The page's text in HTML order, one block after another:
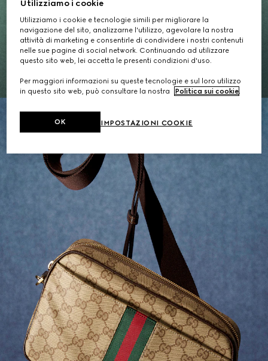
Regali per Lei
SCOPRI LA SELEZIONE
Utilizziamo i cookie
Utilizziamo i cookie e tecnologie simili per migliorare la
navigazione del sito, analizzarne l'utilizzo, agevolare la nostra
attività di marketing e consentirle di condividere i nostri contenuti
nelle sue pagine di social network. Continuando ad utilizzare
questo sito web, lei accetta le presenti condizioni d'uso.
Per maggiori informazioni su queste tecnologie e sul loro utilizzo
in questo sito web, può consultare la nostra
Politica sui cookie
IMPOSTAZIONI COOKIE
OK